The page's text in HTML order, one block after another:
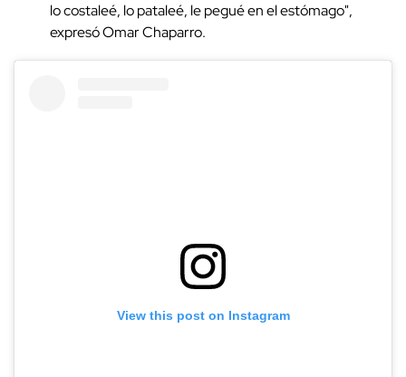
lo costaleé, lo pataleé, le pegué en el estómago",
expresó Omar Chaparro.
View this post on Instagram